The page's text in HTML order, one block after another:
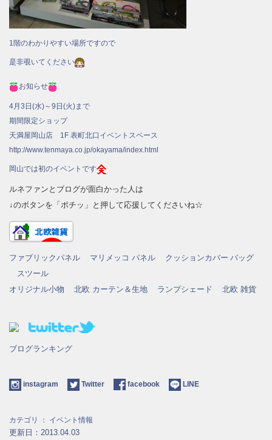
1階のわかりやすい場所ですので
是非覗いてください
お知らせ
4月3日(水)～9日(火)まで
期間限定ショップ
天満屋岡山店 1F 表町北口イベントスペース
http://www.tenmaya.co.jp/okayama/index.html
岡山では初のイベントです
ルネファンとブログが面白かった人は
↓のボタンを「ポチッ」と押して応援してくださいね☆
ファブリックパネル マリメッコ パネル クッションカバー バッグ
スツール
オリジナル小物
北欧 カーテン＆生地 ランプシェード 北欧 雑貨
ブログランキング
instagram Twitter facebook LINE
カテゴリ ： イベント情報
更新日：2013.04.03